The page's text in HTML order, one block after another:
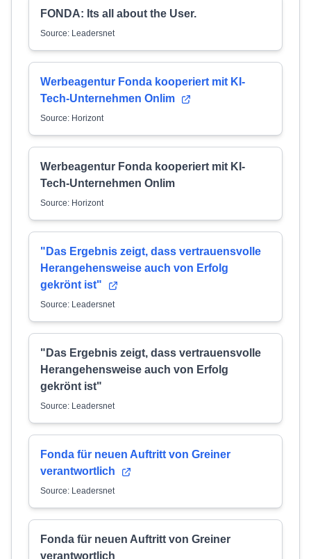
FONDA: Its all about the User.
Source: Leadersnet
Werbeagentur Fonda kooperiert mit KI-
Tech-Unternehmen Onlim
Source: Horizont
Werbeagentur Fonda kooperiert mit KI-
Tech-Unternehmen Onlim
Source: Horizont
"Das Ergebnis zeigt, dass vertrauensvolle
Herangehensweise auch von Erfolg
gekrönt ist"
Source: Leadersnet
"Das Ergebnis zeigt, dass vertrauensvolle
Herangehensweise auch von Erfolg
gekrönt ist"
Source: Leadersnet
Fonda für neuen Auftritt von Greiner
verantwortlich
Source: Leadersnet
Fonda für neuen Auftritt von Greiner
verantwortlich